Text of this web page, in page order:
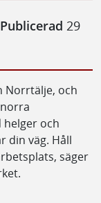
Publicerad 29
Norrtälje, och
helger och
din väg. Håll
säger